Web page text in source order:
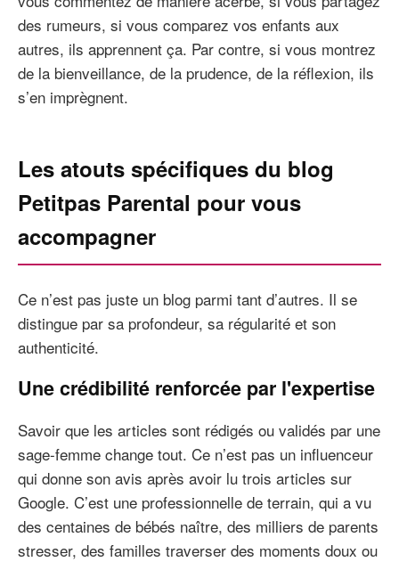
des rumeurs, si vous comparez vos enfants aux
autres, ils apprennent ça. Par contre, si vous montrez
de la bienveillance, de la prudence, de la réflexion, ils
s’en imprègnent.
Les atouts spécifiques du blog
Petitpas Parental pour vous
accompagner
Ce n’est pas juste un blog parmi tant d’autres. Il se
distingue par sa profondeur, sa régularité et son
authenticité.
Une crédibilité renforcée par l'expertise
Savoir que les articles sont rédigés ou validés par une
sage-femme change tout. Ce n’est pas un influenceur
qui donne son avis après avoir lu trois articles sur
Google. C’est une professionnelle de terrain, qui a vu
des centaines de bébés naître, des milliers de parents
stresser, des familles traverser des moments doux ou